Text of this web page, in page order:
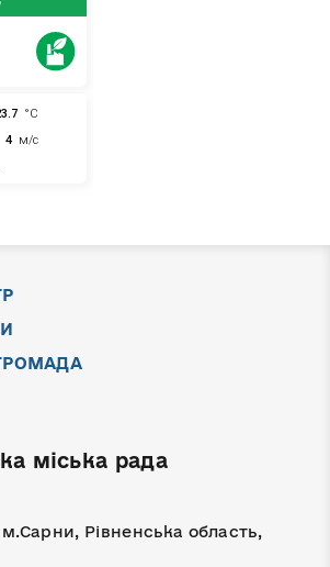
міська рада
Рівненська область,